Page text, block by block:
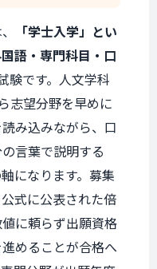
「学士入学」とい
語・専門科目・口
験です。人文学科
志望分野を早めに
み込みながら、口
言葉で説明する
になります。募集
式に公表された倍
に頼らず出願資格
めることが合格へ